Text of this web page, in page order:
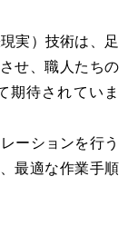
実）技術は、足
せ、職人たちの
期待されていま
ーションを行う
最適な作業手順